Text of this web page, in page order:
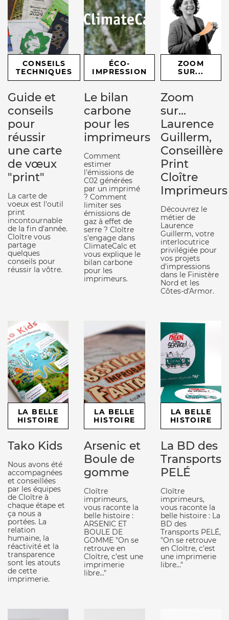
CONSEILS
TECHNIQUES
Guide et
conseils
pour
réussir
une carte
de vœux
"print"
La carte de
voeux est l'outil
print
incontournable
de la fin d'année.
Cloître vous
partage
quelques
conseils pour
réussir la vôtre.
ÉCO-
IMPRESSION
Le bilan
carbone
pour les
imprimeurs
Comment
estimer
l'émissions de
C02 générées
par un imprimé
? Comment
limiter ses
émissions de
gaz à effet de
serre ? Cloître
s’engage dans
ClimateCalc et
vous explique le
bilan carbone
pour les
imprimeurs.
ZOOM
SUR...
Zoom
sur...
Laurence
Guillerm,
Conseillère
Print
Cloître
Imprimeurs
Découvrez le
métier de
Laurence
Guillerm, votre
interlocutrice
privilégiée pour
vos projets
d'impressions
dans le Finistère
Nord et les
Côtes-d'Armor.
LA BELLE
HISTOIRE
Tako Kids
Nous avons été
accompagnées
et conseillées
par les équipes
de Cloître à
chaque étape et
ça nous a
portées. La
relation
humaine, la
réactivité et la
transparence
sont les atouts
de cette
imprimerie.
LA BELLE
HISTOIRE
Arsenic et
Boule de
gomme
Cloître
imprimeurs,
vous raconte la
belle histoire :
ARSENIC ET
BOULE DE
GOMME "On se
retrouve en
Cloître, c’est une
imprimerie
libre..."
LA BELLE
HISTOIRE
La BD des
Transports
PELÉ
Cloître
imprimeurs,
vous raconte la
belle histoire : La
BD des
Transports PELÉ,
"On se retrouve
en Cloître, c’est
une imprimerie
libre..."